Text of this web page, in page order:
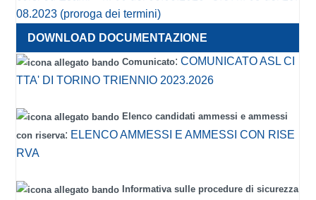
08.2023 (proroga dei termini)
Comunicato:COMUNICATO ASL CI
TTA' DI TORINO TRIENNIO 2023.2026
Elenco candidati ammessi e ammessi
con riserva: ELENCO AMMESSI E AMMESSI CON RISE
RVA
Informativa sulle procedure di sicurezza